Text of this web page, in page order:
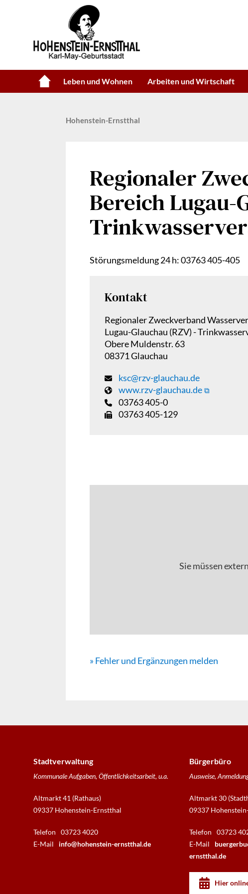
Leben und Wohnen Arbeiten und Wirtschaft
Hohenstein-Ernstthal
Regionaler
Bereich Lugau-
Störungsmeldung 24 h: 03763 405-405
Kontakt
Regionaler Zweckverband
Lugau-Glauchau (RZV) -
Obere Muldenstr. 63
08371 Glauchau
ksc@rzv-glauchau.de
www.rzv-glauchau.de
03763 405-0
03763 405-129
Sie müssen
» Fehler und Ergänzungen melden
Stadtverwaltung
Kommunale Aufgaben, Öffentlichkeitsarbeit, u.a.
Altmarkt 41 (Rathaus)
09337 Hohenstein-Ernstthal
Telefon
03723 4020
E-Mail
info@hohenstein-ernstthal.de
Bürgerbüro
Ausweise,
Altmarkt 30
09337
Telefon
03723
E-Mail
ernstthal.de
Hier